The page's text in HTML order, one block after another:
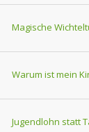
Magische
Warum ist mein
Jugendlohn statt